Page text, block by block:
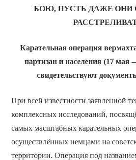
БОЮ, ПУСТЬ ДАЖЕ ОНИ
Карательная операция
партизан и населения (17 мая
свидетельствуют
При всей известности заявленной
комплексных исследований,
самых масштабных карательных
осуществлённых немцами на
территории. Операция под